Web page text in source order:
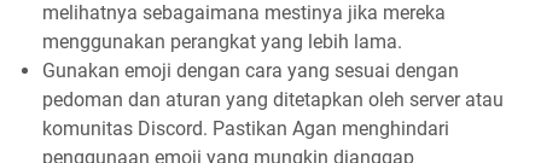
melihatnya sebagaimana mestinya jika mereka
menggunakan perangkat yang lebih lama.
Gunakan emoji dengan cara yang sesuai dengan
pedoman dan aturan yang ditetapkan oleh server atau
komunitas Discord. Pastikan Agan menghindari
penggunaan emoji yang mungkin dianggap